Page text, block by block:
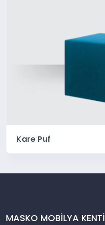
Kare Puf
MASKO MOBİLYA KENTİ